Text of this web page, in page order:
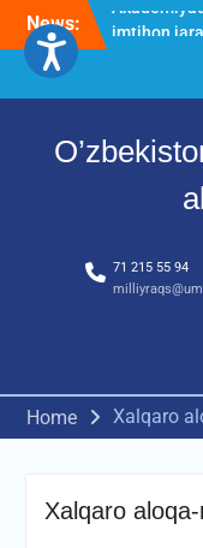
Skip
content
News:
о‘tkazilgan
Diqqat
imtihon
71 215 55 94
Home Xalqaro
Xalqaro